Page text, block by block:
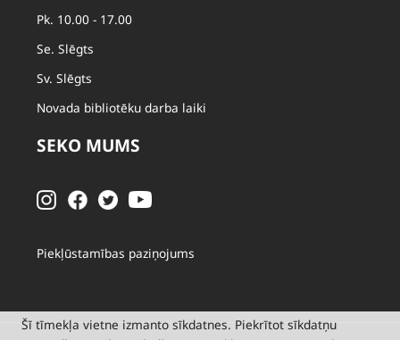
Pk. 10.00 - 17.00
Se. Slēgts
Sv. Slēgts
Novada bibliotēku darba laiki
SEKO MUMS
Piekļūstamības paziņojums
Šī tīmekļa vietne izmanto sīkdatnes. Piekrītot sīkdatņu